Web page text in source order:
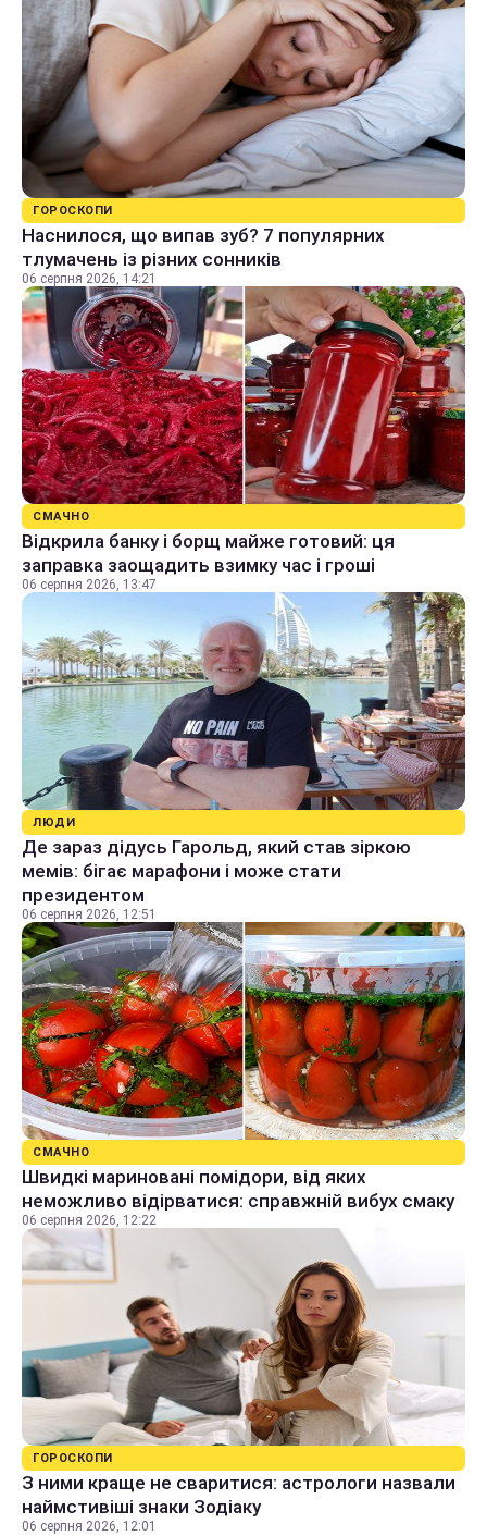
ГОРОСКОПИ
Наснилося, що випав зуб? 7 популярних
тлумачень із різних сонників
06 серпня 2026, 14:21
СМАЧНО
Відкрила банку і борщ майже готовий: ця
заправка заощадить взимку час і гроші
06 серпня 2026, 13:47
ЛЮДИ
Де зараз дідусь Гарольд, який став зіркою
мемів: бігає марафони і може стати
президентом
06 серпня 2026, 12:51
СМАЧНО
Швидкі мариновані помідори, від яких
неможливо відірватися: справжній вибух смаку
06 серпня 2026, 12:22
ГОРОСКОПИ
З ними краще не сваритися: астрологи назвали
наймстивіші знаки Зодіаку
06 серпня 2026, 12:01